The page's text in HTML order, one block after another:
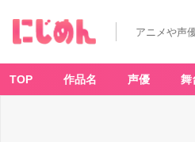
アニメや声
TOP 作品名 声優 舞